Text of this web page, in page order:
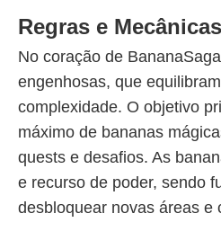
Regras e
No coração de
engenhosas, que
complexidade. O objetivo
máximo de bananas
quests e desafios. As
e recurso de poder, sendo
desbloquear novas áreas e